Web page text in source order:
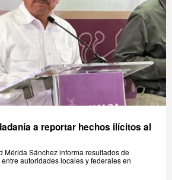
a reportar hechos ilícitos al
Mérida Sánchez informa resultados de
autoridades locales y federales en